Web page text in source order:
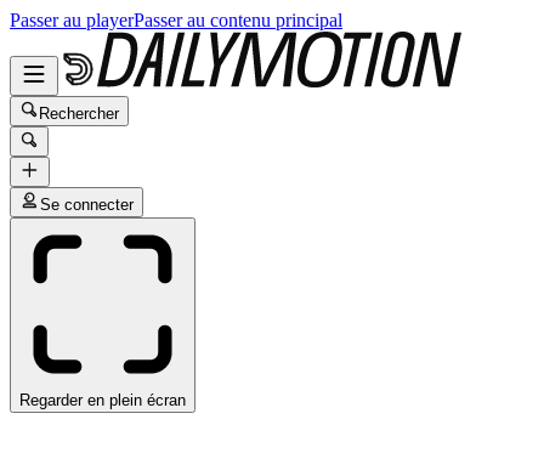
Passer au playerPasser au contenu principal
Rechercher
Se connecter
Regarder en plein écran